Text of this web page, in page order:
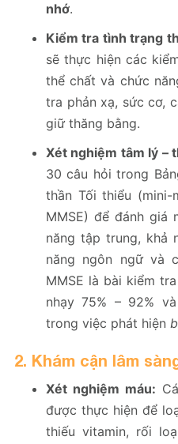
nhớ.
Kiểm tra tình trạng
sẽ thực hiện các
thể chất và chức
tra phản xạ, sức cơ,
giữ thăng bằng.
Xét nghiệm tâm lý –
30 câu hỏi trong
thần Tối thiểu (mini-
MMSE) để đánh giá
năng tập trung, khả
năng ngôn ngữ và
MMSE là bài kiểm
nhạy 75% – 92%
trong việc phát hiện
2. Khám cận lâm
Xét nghiệm máu:
được thực hiện để
thiếu vitamin, rối